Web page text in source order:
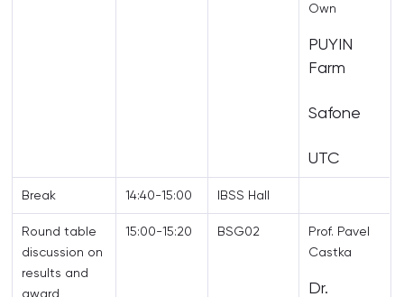
Own
PUYIN
Farm
Safone
UTC
Break 14:40-15:00 IBSS Hall
Round table
discussion on
results and
award
15:00-15:20 BSG02
Prof. Pavel
Castka
Dr.